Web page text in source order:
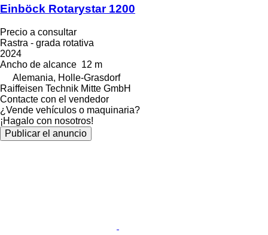
Einböck Rotarystar 1200
Precio a consultar
Rastra - grada rotativa
2024
Ancho de alcance 12 m
Alemania, Holle-Grasdorf
Raiffeisen Technik Mitte GmbH
Contacte con el vendedor
¿Vende vehículos o maquinaria?
¡Hagalo con nosotros!
Publicar el anuncio